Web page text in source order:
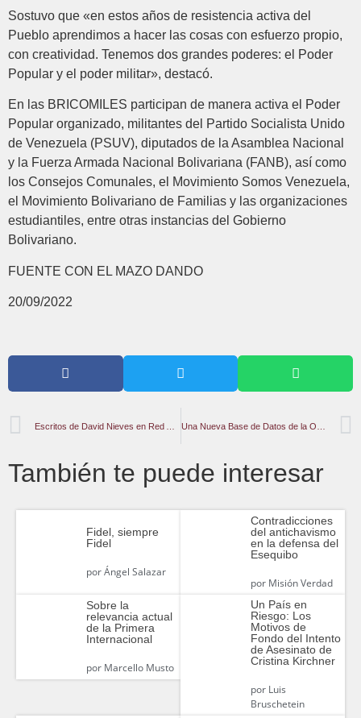
Sostuvo que «en estos años de resistencia activa del
Pueblo aprendimos a hacer las cosas con esfuerzo propio,
con creatividad. Tenemos dos grandes poderes: el Poder
Popular y el poder militar», destacó.
En las BRICOMILES participan de manera activa el Poder
Popular organizado, militantes del Partido Socialista Unido
de Venezuela (PSUV), diputados de la Asamblea Nacional
y la Fuerza Armada Nacional Bolivariana (FANB), así como
los Consejos Comunales, el Movimiento Somos Venezuela,
el Movimiento Bolivariano de Familias y las organizaciones
estudiantiles, entre otras instancias del Gobierno
Bolivariano.
FUENTE CON EL MAZO DANDO
20/09/2022
También te puede interesar
Fidel, siempre
Fidel
porÁngel Salazar
Contradicciones
del antichavismo
en la defensa del
Esequibo
porMisión Verdad
Sobre la
relevancia actual
de la Primera
Internacional
porMarcello Musto
Un País en
Riesgo: Los
Motivos de
Fondo del Intento
de Asesinato de
Cristina Kirchner
porLuis
Bruschetein